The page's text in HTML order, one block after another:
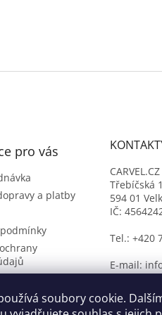
soubory cookie.
pro vás
a platby
CARVEL.CZ
Třebíčská
594 01
IČ:
Tel.: +420
E-mail: